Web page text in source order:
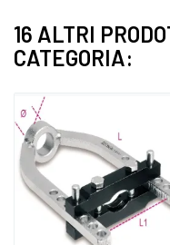
16 ALTRI
CATEGORIA: